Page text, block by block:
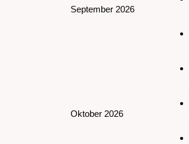
September 2026
Oktober 2026